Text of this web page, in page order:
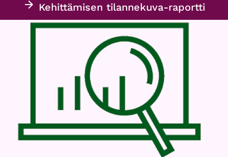
Kehittämisen tilannekuva-raportti